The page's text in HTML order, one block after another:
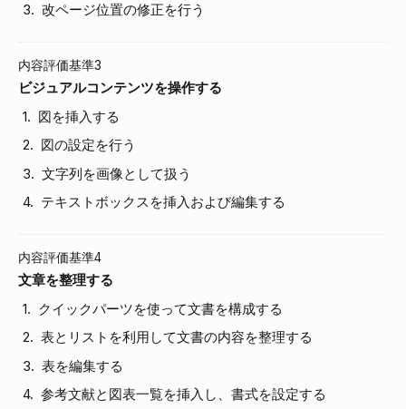
改ページ位置の修正を行う
内容評価基準3
ビジュアルコンテンツを操作する
図を挿入する
図の設定を行う
文字列を画像として扱う
テキストボックスを挿入および編集する
内容評価基準4
文章を整理する
クイックパーツを使って文書を構成する
表とリストを利用して文書の内容を整理する
表を編集する
参考文献と図表一覧を挿入し、書式を設定する